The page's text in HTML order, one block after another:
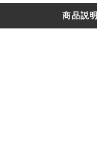
商品説明